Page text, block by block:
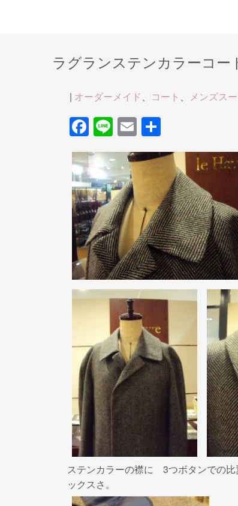
ラグランステンカラーコ
| オーダーメイド、 コート 、 メンズス
F
a
c
e
b
o
o
k
Li
n
e
E
m
ail
有
ステンカラーの襟に 3つボタンでの比
ックスさ。